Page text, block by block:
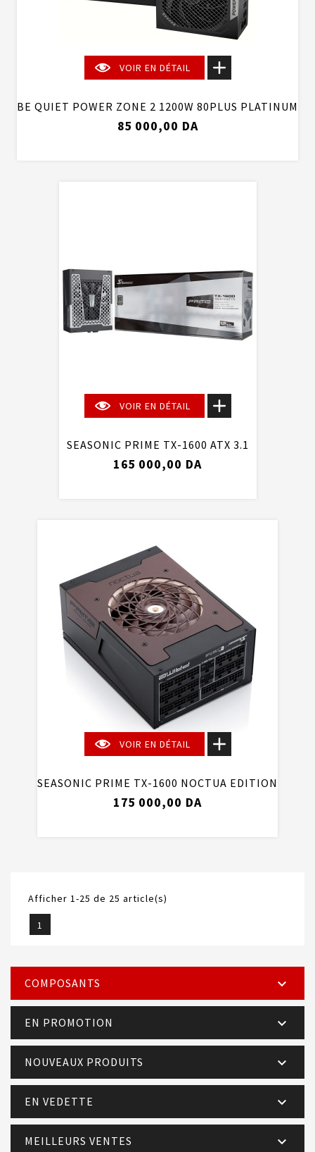
VOIR EN DÉTAIL
BE QUIET POWER ZONE 2 1200W 80PLUS PLATINUM
85 000,00 DA
VOIR EN DÉTAIL
SEASONIC PRIME TX-1600 ATX 3.1
165 000,00 DA
VOIR EN DÉTAIL
SEASONIC PRIME TX-1600 NOCTUA EDITION
175 000,00 DA
Afficher 1-25 de 25 article(s)
1
COMPOSANTS 
EN PROMOTION 
NOUVEAUX PRODUITS 
EN VEDETTE 
MEILLEURS VENTES 